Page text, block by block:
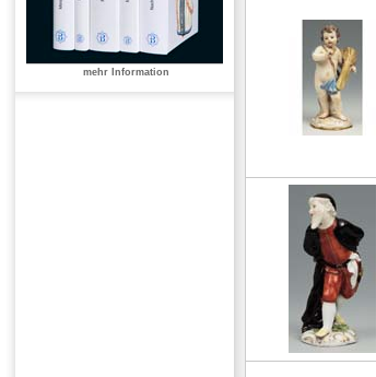
mehr Information